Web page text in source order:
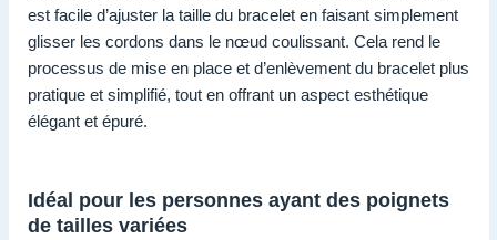
est facile d’ajuster la taille du bracelet en faisant simplement
glisser les cordons dans le nœud coulissant. Cela rend le
processus de mise en place et d’enlèvement du bracelet plus
pratique et simplifié, tout en offrant un aspect esthétique
élégant et épuré.
Idéal pour les personnes ayant des poignets
de tailles variées